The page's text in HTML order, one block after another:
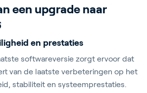
een upgrade naar
en prestaties
softwareversie zorgt ervoor dat
van de laatste verbeteringen op het
stabiliteit en systeemprestaties.